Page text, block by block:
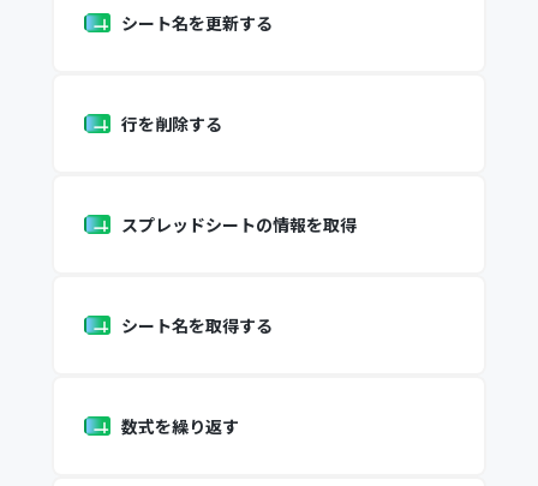
シート名を更新する
行を削除する
スプレッドシートの情報を取得
シート名を取得する
数式を繰り返す